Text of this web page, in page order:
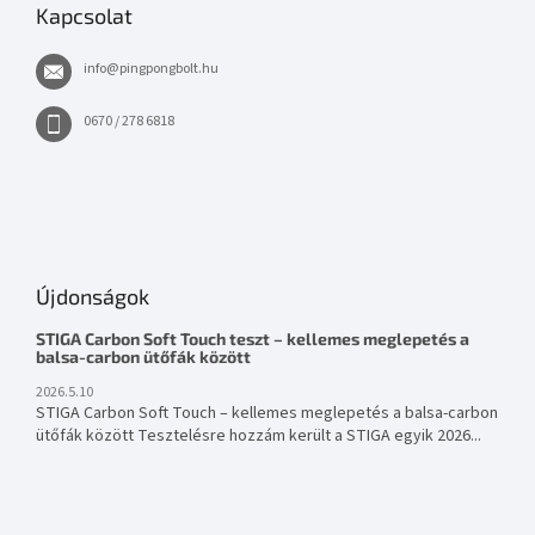
Kapcsolat
info@pingpongbolt.hu
0670 / 278 6818
Újdonságok
STIGA Carbon Soft Touch teszt – kellemes meglepetés a
balsa-carbon ütőfák között
2026.5.10
STIGA Carbon Soft Touch – kellemes meglepetés a balsa-carbon
ütőfák között Tesztelésre hozzám került a STIGA egyik 2026...